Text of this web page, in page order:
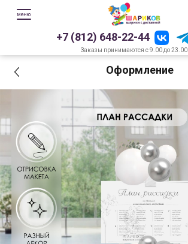
+7 (812) 648-22-44
Заказы принимаются с 9.00 до 23.00
Оформление